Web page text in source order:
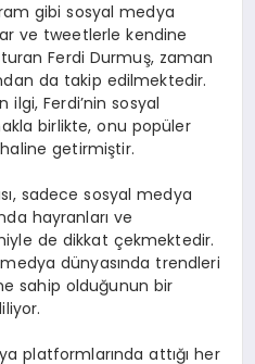
gibi sosyal medya
ve tweetlerle kendine
Ferdi Durmuş, zaman
da takip edilmektedir.
ilgi, Ferdi’nin sosyal
birlikte, onu popüler
getirmiştir.
sadece sosyal medya
hayranları ve
de dikkat çekmektedir.
dünyasında trendleri
sahip olduğunun bir
platformlarında attığı her